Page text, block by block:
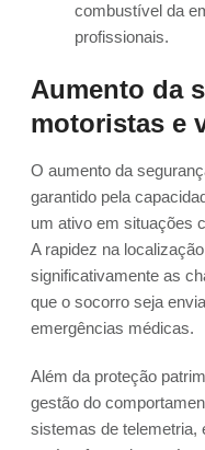
combustível da
profissionais.
Aumento da
motoristas e
O aumento da
garantido pela
um ativo em situações
A rapidez na
significativamente as
que o socorro seja
emergências médicas.
Além da proteção
gestão do
sistemas de telemetria,